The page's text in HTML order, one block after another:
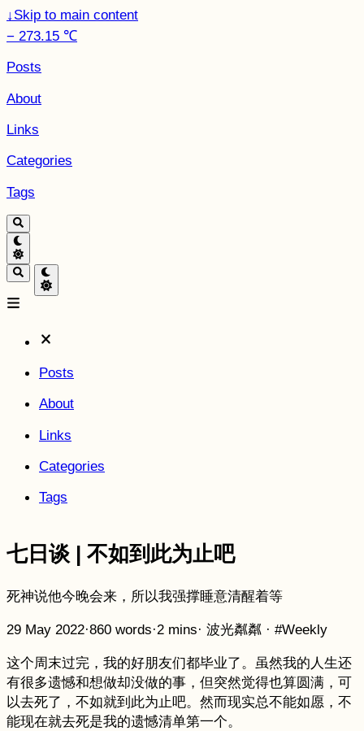
↓Skip to main content
− 273.15 ℃
Posts
About
Links
Categories
Tags
Posts
About
Links
Categories
Tags
七日谈 | 不如到此为止吧
死神说他今晚会来，所以我强撑睡意清醒着等
29 May 2022·860 words·2 mins· 波光粼粼 · #Weekly
这个周末过完，我的好朋友们都毕业了。虽然我的人生还
有很多遗憾和想做却没做的事，但突然觉得也算圆满，可
以去死了，不如就到此为止吧。然而现实总不能如愿，不
能现在就去死是我的遗憾清单第一个。